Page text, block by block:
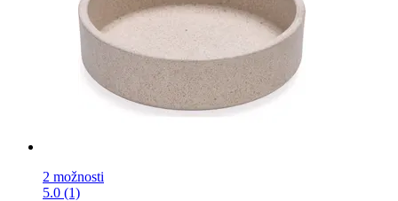
2 možnosti
5.0 (1)